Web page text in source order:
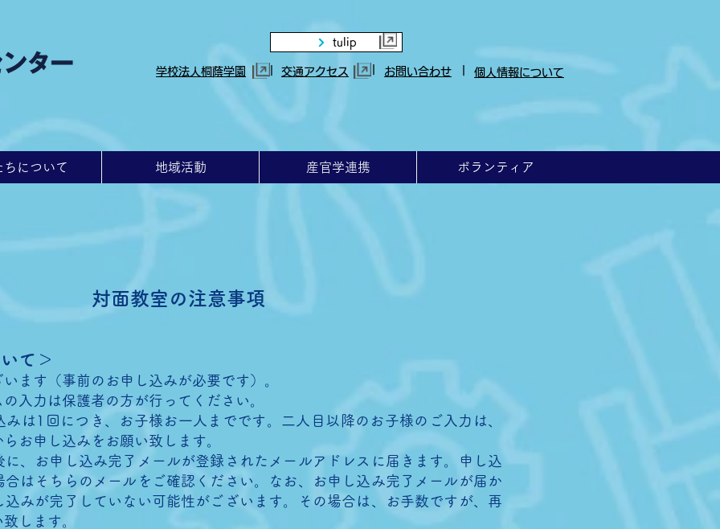
tulip
学校法人桐蔭学園 交通アクセス お問い合わせ 個人情報について
ちについて 地域活動 産官学連携 ボランティア
対面教室の注意事項
て＞
ます（事前のお申し込みが必要です）。
入力は保護者の方が行ってください。
は1回につき、お子様お一人までです。二人目以降のお子様のご入力は、
お申し込みをお願い致します。
、お申し込み完了メールが登録されたメールアドレスに届きます。申し込
はそちらのメールをご確認ください。なお、お申し込み完了メールが届か
みが完了していない可能性がございます。その場合は、お手数ですが、再
します。